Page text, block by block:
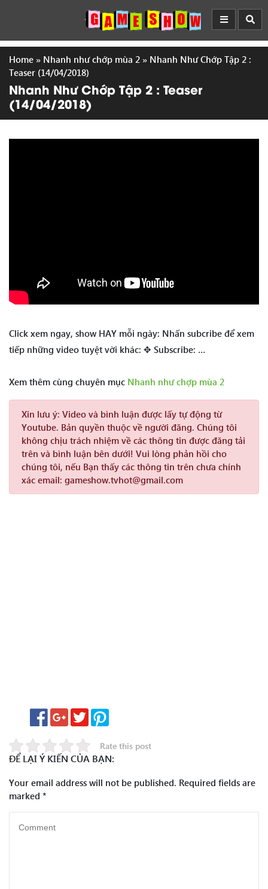
Home » Nhanh như chớp mùa 2 » Nhanh Như Chớp Tập 2 :
Teaser (14/04/2018)
Nhanh Như Chớp Tập 2 : Teaser
(14/04/2018)
Click xem ngay, show HAY mỗi ngày: Nhấn subcribe để xem
tiếp những video tuyệt vời khác: ✥ Subscribe: …
Xem thêm cùng chuyên mục Nhanh như chợp mùa 2
Xin lưu ý: Video và bình luận được lấy tự động từ
Youtube. Bản quyền thuộc về người đăng. Chúng tôi
không chịu trách nhiệm về các thông tin được đăng tải
trên và bình luận bên dưới! Vui lòng phản hồi cho
chúng tôi, nếu Bạn thấy các thông tin trên chưa chính
xác email: gameshow.tvhot@gmail.com
Rate this post
ĐỂ LẠI Ý KIẾN CỦA BẠN:
Your email address will not be published. Required fields are
marked *